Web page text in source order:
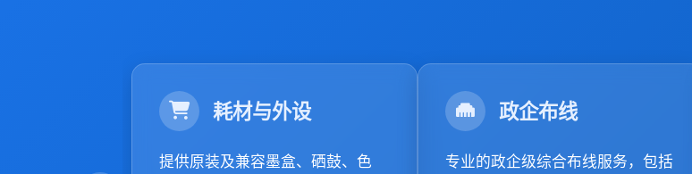
耗材与外设
提供原装及兼容墨盒、硒鼓、色
政企布线
专业的政企级综合布线服务，包括